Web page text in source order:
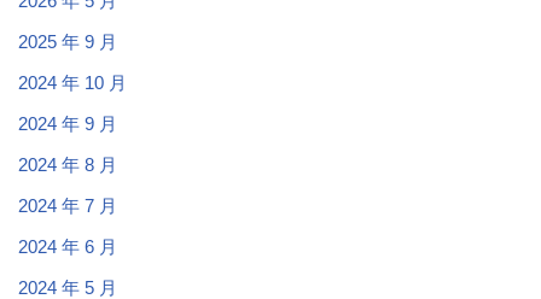
2025 年 9 月
2024 年 10 月
2024 年 9 月
2024 年 8 月
2024 年 7 月
2024 年 6 月
2024 年 5 月